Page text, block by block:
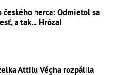
českého herca: Odmietol sa
a tak... Hrôza!
Attilu Végha rozpálila